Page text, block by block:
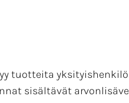
tuotteita
sisältävät